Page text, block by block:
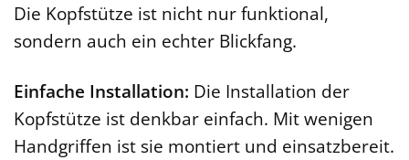
Die Kopfstütze ist nicht nur funktional,
sondern auch ein echter Blickfang.
Einfache Installation: Die Installation der
Kopfstütze ist denkbar einfach. Mit wenigen
Handgriffen ist sie montiert und einsatzbereit.